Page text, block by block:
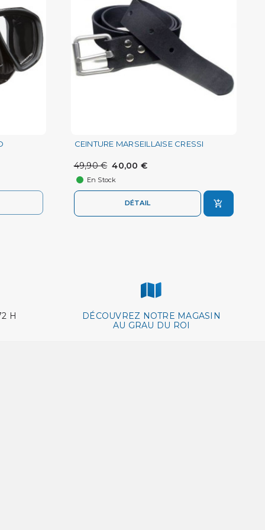
CEINTURE MARSEILLAISE CRESSI
49,90 € 40,00 €
En Stock
DÉTAIL
H
DÉCOUVREZ NOTRE MAGASIN
AU GRAU DU ROI